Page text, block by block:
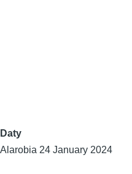
Daty
Alarobia 24 January 2024